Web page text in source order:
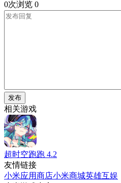
0次浏览 0
发布
相关游戏
超时空跑跑 4.2
友情链接
小米应用商店小米商城英雄互娱